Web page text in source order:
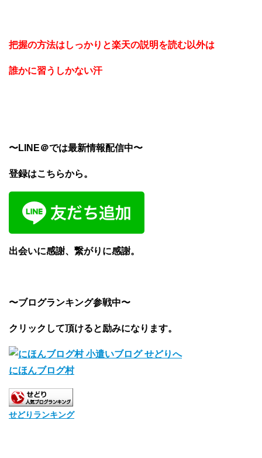
把握の方法はしっかりと楽天の説明を読む以外は
誰かに習うしかない汗
〜LINE＠では最新情報配信中〜
登録はこちらから。
出会いに感謝、繋がりに感謝。
〜ブログランキング参戦中〜
クリックして頂けると励みになります。
にほんブログ村
せどりランキング